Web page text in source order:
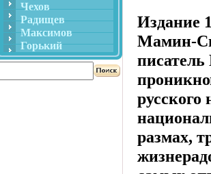
Чехов
Радищев
Максимов
Горький
Издание
Мамин-
писатель
русского
размах,